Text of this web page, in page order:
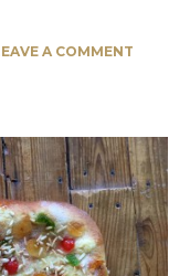
A COMMENT